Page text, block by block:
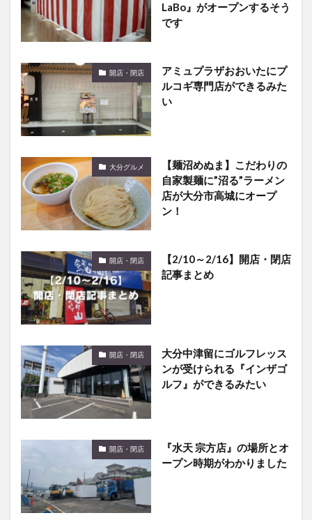
LaBo』がオープンするそう
です
開店・閉店
アミュプラザおおいたにプ
ルコギ専門店ができるみた
い
大分グルメ
【麺沼めぬま】こだわりの
自家製麺に”沼る”ラーメン
店が大分市高城にオープ
ン！
開店・閉店
【2/10～2/16】開店・閉店
記事まとめ
開店・閉店
大分中津留にゴルフレッス
ンが受けられる『インザゴ
ルフ』ができるみたい
開店・閉店
『水天 宗方店』の場所とオ
ープン時期がわかりました